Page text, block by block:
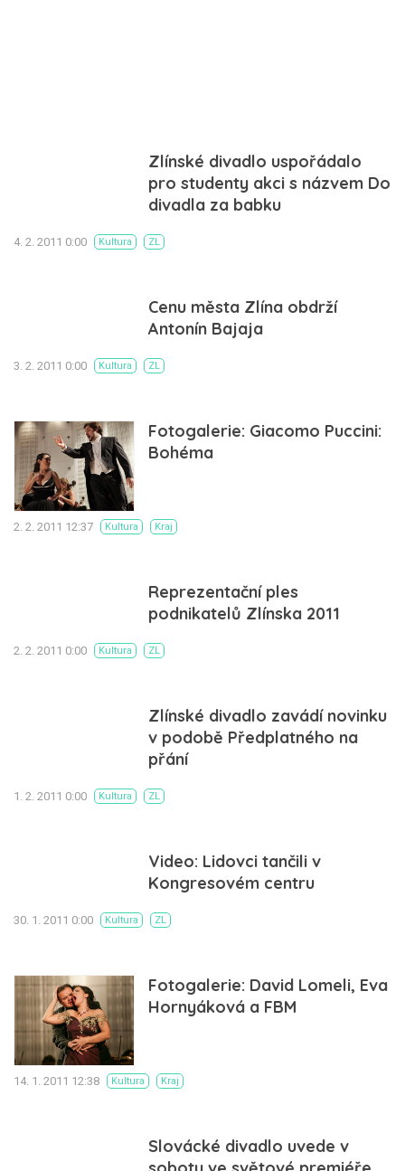
Zlínské divadlo uspořádalo
pro studenty akci s názvem Do
divadla za babku
4. 2. 2011 0:00 Kultura ZL
Cenu města Zlína obdrží
Antonín Bajaja
3. 2. 2011 0:00 Kultura ZL
Fotogalerie: Giacomo Puccini:
Bohéma
2. 2. 2011 12:37 Kultura Kraj
Reprezentační ples
podnikatelů Zlínska 2011
2. 2. 2011 0:00 Kultura ZL
Zlínské divadlo zavádí novinku
v podobě Předplatného na
přání
1. 2. 2011 0:00 Kultura ZL
Video: Lidovci tančili v
Kongresovém centru
30. 1. 2011 0:00 Kultura ZL
Fotogalerie: David Lomeli, Eva
Hornyáková a FBM
14. 1. 2011 12:38 Kultura Kraj
Slovácké divadlo uvede v